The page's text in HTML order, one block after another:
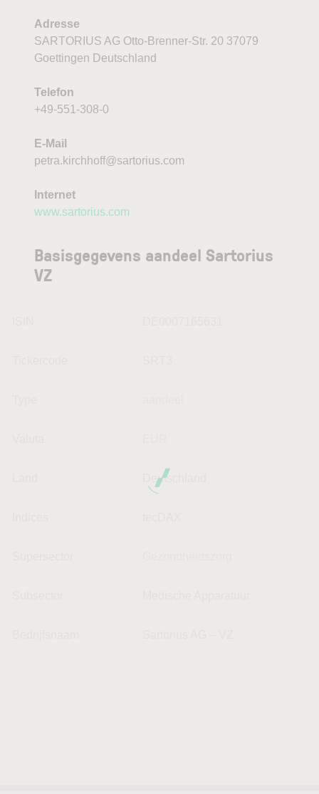
Adresse
SARTORIUS AG Otto-Brenner-Str. 20 37079
Goettingen Deutschland
Telefon
+49-551-308-0
E-Mail
petra.kirchhoff@sartorius.com
Internet
www.sartorius.com
Basisgegevens aandeel Sartorius
VZ
Deutschland